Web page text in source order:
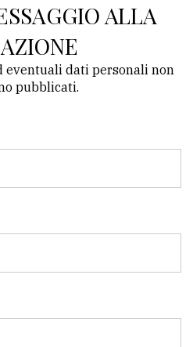
ALLA
eventuali dati personali non
pubblicati.